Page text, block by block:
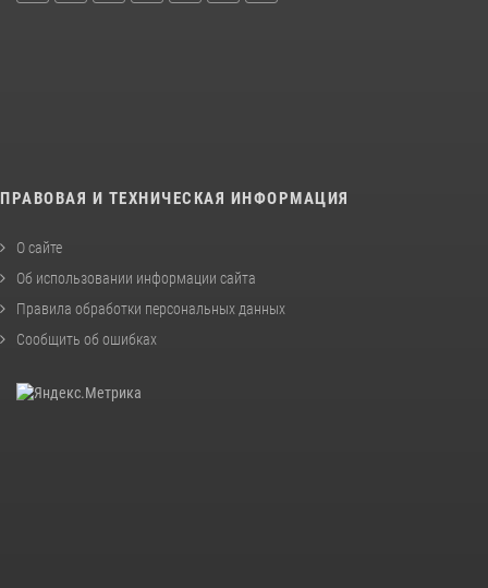
ПРАВОВАЯ И ТЕХНИЧЕСКАЯ ИНФОРМАЦИЯ
О сайте
Об использовании информации сайта
Правила обработки персональных данных
Сообщить об ошибках